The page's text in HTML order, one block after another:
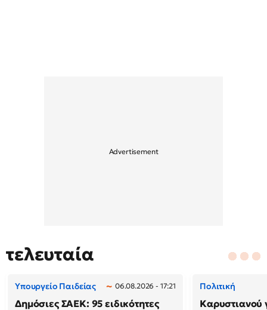
τελευταία
Υπουργείο Παιδείας 06.08.2026 - 17:21
Δημόσιες ΣΑΕΚ: 95 ειδικότητες
Πολιτική